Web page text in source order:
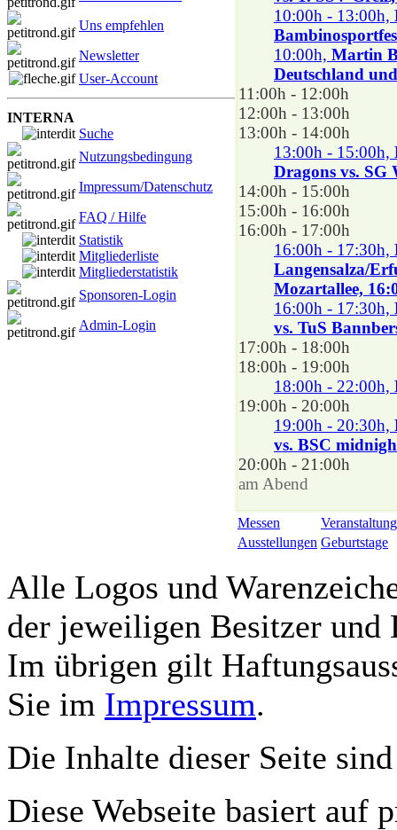
Uns empfehlen
Newsletter
User-Account
INTERNA
Suche
Nutzungsbedingung
Impressum/Datenschutz
FAQ / Hilfe
Statistik
Mitgliederliste
Mitgliederstatistik
Sponsoren-Login
Admin-Login
10:00h - 13:00h,
10:00h, Martin
Deutschland
11:00h - 12:00h
12:00h - 13:00h
13:00h - 14:00h
13:00h - 15:00h,
Dragons vs. SG
14:00h - 15:00h
15:00h - 16:00h
16:00h - 17:00h
16:00h - 17:30h,
Langensalza/
Mozartallee,
16:00h - 17:30h,
vs. TuS
17:00h - 18:00h
18:00h - 19:00h
18:00h - 22:00h,
19:00h - 20:00h
19:00h - 20:30h,
vs. BSC
20:00h - 21:00h
am Abend
Messen
Veranstaltung
Ausstellungen Geburtstage
Alle Logos und
der jeweiligen Besitzer und
Im übrigen gilt
Sie im Impressum.
Die Inhalte dieser Seite
Diese Webseite basiert auf